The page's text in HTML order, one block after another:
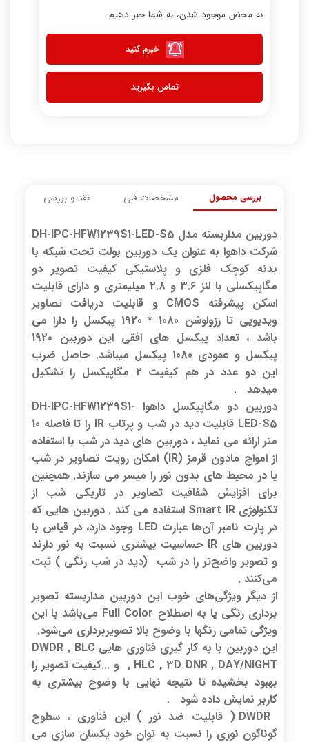
به محض موجود شدن، به شما خبر دهیم
خبرم کنید
تماس بگیرید
بررسی محصول مشخصات فنی نقد و بررسی
دوربین مداربسته مدل DH-IPC-HFW1239S1-LED-S5
شرکت داهوا به عنوان یک دوربین بولت تحت شبکه با
بدنه کوچک فلزی و پلاستیکی کیفیت تصویر دو
مگاپیکسلی با لنز 3.6 و 2.8 میلیمتری و دارای قابلیت
اسکن پیشرفته CMOS و قابلیت دریافت تصاویر
ویدیویی تا رزولوشن 1080 * 1920 پیکسل را دارا می
باشد ، تعداد پیکسل های افقی این دوربین 1920
پیکسل و عمودی 1080 پیکسل میباشد. حاصل ضرب
این دو عدد در هم کیفیت 2 مگاپیکسل را تشکیل
میدهد .
دوربین دو مگاپیکسل داهوا DH-IPC-HFW1239S1-
LED-S5 قابلیت دید در شب و پرتاب IR را تا فاصله 10
متر ارائه می نماید ، دوربین های دید در شب با استفاده
از امواج مادون قرمز (IR) امکان رویت تصاویر در شب
یا در محیط های بدون نور را میسر می سازند. همچنین
برای افزایش شفافیت تصاویر در تاریکی شب از
تکنولوژی Smart IR استفاده می کند . دوربین هایی که
در پارت نامبر آن‌ها عبارت LED وجود دارد، در قیاس با
دوربین های IR حساسیت بیشتری نسبت به نور دارند
و تصویر واضح‌تر را در شب (دید در شب رنگی ) ثبت
می‌کنند .
از دیگر ویژگی‌های خوب این دوربین مداربسته تصویر
برداری رنگی یا به اصطلاح Full Color می‌باشد با این
ویژگی تمامی رنگها با وضوح بالا تصویربرداری می‌شود.
این دوربین با به کار گیری فناوری هایی DWDR , BLC
, HLC , 3D DNR , DAY/NIGHT و ...کیفیت تصویر را
بهبود بخشیده تا نتیجه نهایی با وضوح بیشتری به
کاربر نمایش داده شود .
DWDR ( قابلیت ضد نور ) این فناوری ، سطوح
گوناگون نوری را نسبت به توان خود یکسان سازی می